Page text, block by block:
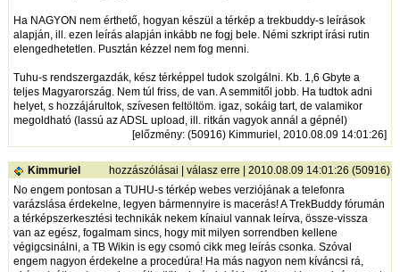
Ha NAGYON nem érthető, hogyan készül a térkép a trekbuddy-s leírások
alapján, ill. ezen leírás alapján inkább ne fogj bele. Némi szkript írási rutin
elengedhetetlen. Pusztán kézzel nem fog menni.
Tuhu-s rendszergazdák, kész térképpel tudok szolgálni. Kb. 1,6 Gbyte a
teljes Magyarország. Nem túl friss, de van. A semmitől jobb. Ha tudtok adni
helyet, s hozzájárultok, szívesen feltöltöm. igaz, sokáig tart, de valamikor
megoldható (lassú az ADSL upload, ill. ritkán vagyok annál a gépnél)
[előzmény: (50916) Kimmuriel, 2010.08.09 14:01:26]
Kimmuriel hozzászólásai válasz erre | 2010.08.09 14:01:26 (50916)
No engem pontosan a TUHU-s térkép webes verziójának a telefonra
varázslása érdekelne, legyen bármennyire is macerás! A TrekBuddy fórumán
a térképszerkesztési technikák nekem kínaiul vannak leírva, össze-vissza
van az egész, fogalmam sincs, hogy mit milyen sorrendben kellene
végigcsinálni, a TB Wikin is egy csomó cikk meg leírás csonka. Szóval
engem nagyon érdekelne a procedúra! Ha más nagyon nem kíváncsi rá,